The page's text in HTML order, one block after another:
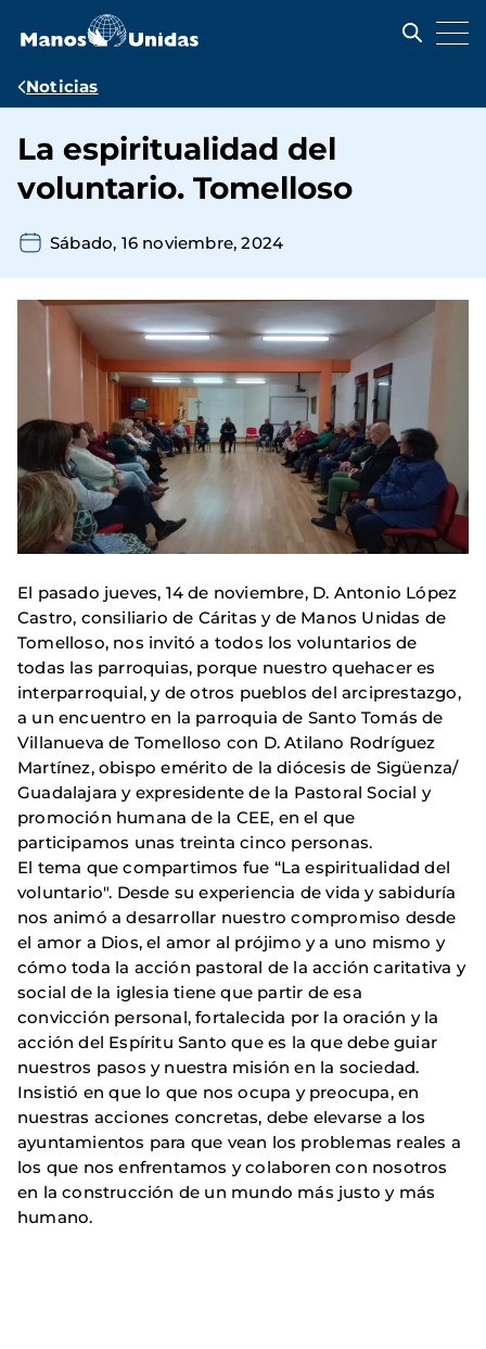
contenido
Ruta
navegación
Noticias
La espiritualidad del
voluntario. Tomelloso
Sábado, 16 noviembre, 2024
El pasado jueves, 14 de noviembre, D. Antonio López
Castro, consiliario de Cáritas y de Manos Unidas de
Tomelloso, nos invitó a todos los voluntarios de
todas las parroquias, porque nuestro quehacer es
interparroquial, y de otros pueblos del arciprestazgo,
a un encuentro en la parroquia de Santo Tomás de
Villanueva de Tomelloso con D. Atilano Rodríguez
Martínez, obispo emérito de la diócesis de Sigüenza/
Guadalajara y expresidente de la Pastoral Social y
promoción humana de la CEE, en el que
participamos unas treinta cinco personas.
El tema que compartimos fue “La espiritualidad del
voluntario". Desde su experiencia de vida y sabiduría
nos animó a desarrollar nuestro compromiso desde
el amor a Dios, el amor al prójimo y a uno mismo y
cómo toda la acción pastoral de la acción caritativa y
social de la iglesia tiene que partir de esa
convicción personal, fortalecida por la oración y la
acción del Espíritu Santo que es la que debe guiar
nuestros pasos y nuestra misión en la sociedad.
Insistió en que lo que nos ocupa y preocupa, en
nuestras acciones concretas, debe elevarse a los
ayuntamientos para que vean los problemas reales a
los que nos enfrentamos y colaboren con nosotros
en la construcción de un mundo más justo y más
humano.